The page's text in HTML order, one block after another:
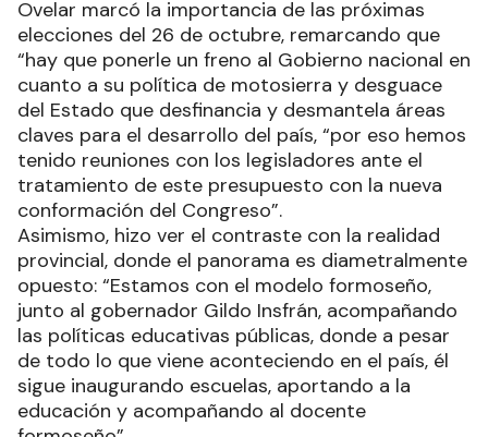
Ovelar marcó la importancia de las próximas
elecciones del 26 de octubre, remarcando que
“hay que ponerle un freno al Gobierno nacional en
cuanto a su política de motosierra y desguace
del Estado que desfinancia y desmantela áreas
claves para el desarrollo del país, “por eso hemos
tenido reuniones con los legisladores ante el
tratamiento de este presupuesto con la nueva
conformación del Congreso”.
Asimismo, hizo ver el contraste con la realidad
provincial, donde el panorama es diametralmente
opuesto: “Estamos con el modelo formoseño,
junto al gobernador Gildo Insfrán, acompañando
las políticas educativas públicas, donde a pesar
de todo lo que viene aconteciendo en el país, él
sigue inaugurando escuelas, aportando a la
educación y acompañando al docente